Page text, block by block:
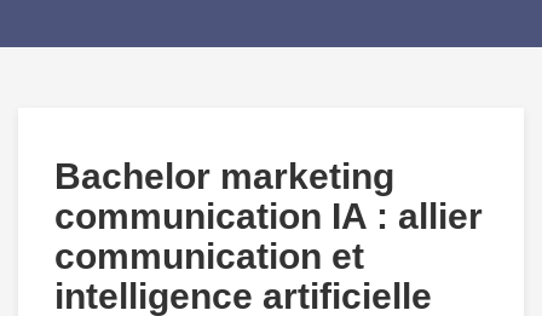
Bachelor marketing
communication IA : allier
communication et
intelligence artificielle